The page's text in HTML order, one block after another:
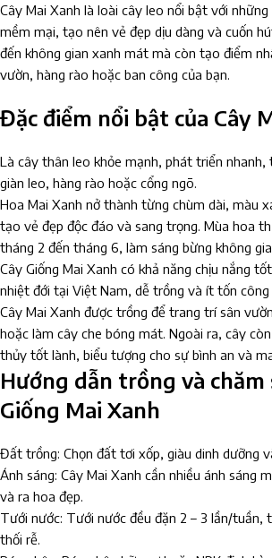
Cây Mai Xanh là loài cây leo nổi bật với
mềm mại, tạo nên vẻ đẹp dịu dàng và cuốn
đến không gian xanh mát mà còn tạo điểm
vườn, hàng rào hoặc ban công của bạn.
Đặc điểm nổi bật của Cây
Là cây thân leo khỏe mạnh, phát triển nhanh,
giàn leo, hàng rào hoặc cổng ngõ.
Hoa Mai Xanh nở thành từng chùm dài, màu
tạo vẻ đẹp độc đáo và sang trọng. Mùa hoa
tháng 2 đến tháng 6, làm sáng bừng không
Cây Giống Mai Xanh có khả năng chịu nắng
nhiệt đới tại Việt Nam, dễ trồng và ít tốn công
Cây Mai Xanh được trồng để trang trí sân
hoặc làm cây che bóng mát. Ngoài ra, cây
thủy tốt lành, biểu tượng cho sự bình an và
Hướng dẫn trồng và chăm
Giống Mai Xanh
Đất trồng: Chọn đất tơi xốp, giàu dinh dưỡng
Ánh sáng: Cây Mai Xanh cần nhiều ánh sáng
và ra hoa đẹp.
Tưới nước: Tưới nước đều đặn 2 – 3 lần/tuần,
thối rễ.